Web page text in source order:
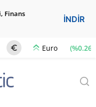
Finans
İNDİR
Euro (%0.26)